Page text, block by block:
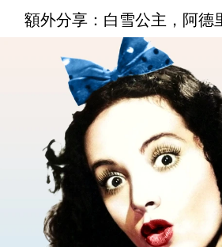
額外分享：白雪公主，阿德